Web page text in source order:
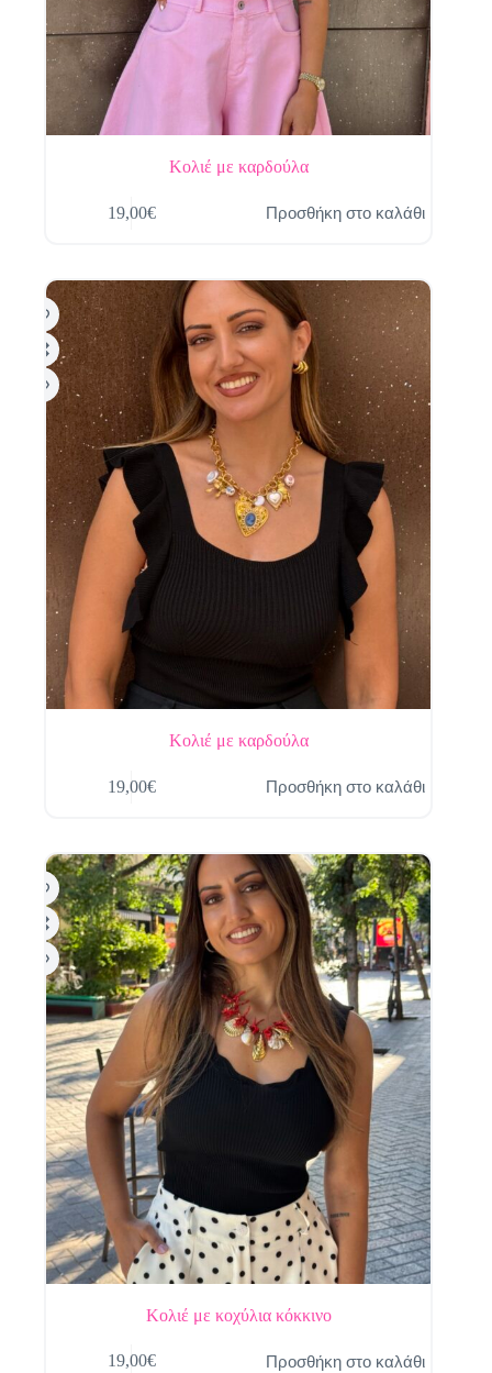
Κολιέ με καρδούλα
19,00€ Προσθήκη στο καλάθι
Κολιέ με καρδούλα
19,00€ Προσθήκη στο καλάθι
Κολιέ με κοχύλια κόκκινο
19,00€ Προσθήκη στο καλάθι